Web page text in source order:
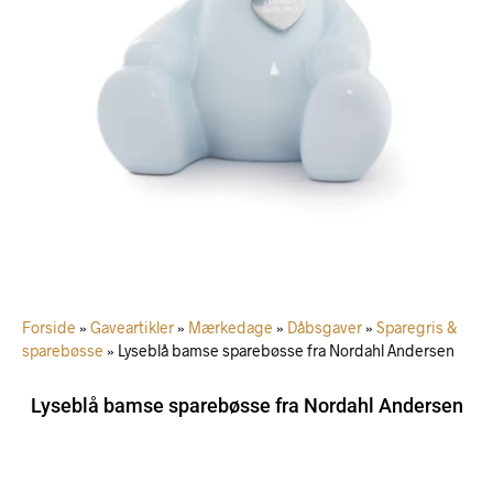
Forside » Gaveartikler » Mærkedage » Dåbsgaver » Sparegris &
sparebøsse » Lyseblå bamse sparebøsse fra Nordahl Andersen
Lyseblå bamse sparebøsse fra Nordahl Andersen